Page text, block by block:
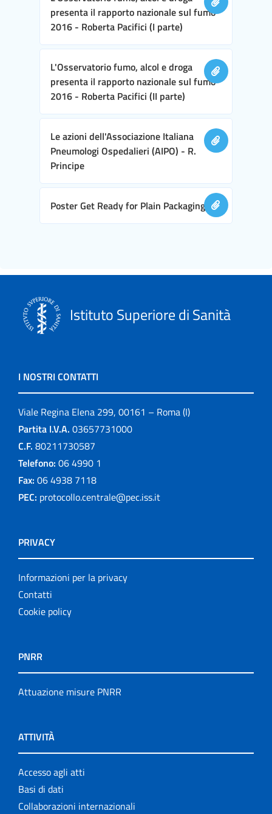
presenta il rapporto nazionale sul fumo
2016 - Roberta Pacifici (I parte)
L'Osservatorio fumo, alcol e droga
presenta il rapporto nazionale sul fumo
2016 - Roberta Pacifici (II parte)
Le azioni dell'Associazione Italiana
Pneumologi Ospedalieri (AIPO) - R.
Principe
Poster Get Ready for Plain Packaging
Istituto Superiore di Sanità
I NOSTRI CONTATTI
Viale Regina Elena 299, 00161 – Roma (I)
Partita I.V.A. 03657731000
C.F. 80211730587
Telefono: 06 4990 1
Fax: 06 4938 7118
PEC: protocollo.centrale@pec.iss.it
PRIVACY
Informazioni per la privacy
Contatti
Cookie policy
PNRR
Attuazione misure PNRR
ATTIVITÀ
Accesso agli atti
Basi di dati
Collaborazioni internazionali